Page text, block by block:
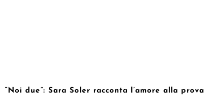
“Noi due”: Sara Soler racconta l’amore alla prova